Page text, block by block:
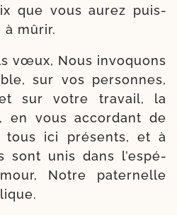
que vous aurez puis­
mûrir.
vœux, Nous invo­quons
sur vos per­sonnes,
sur votre tra­vail, la
en vous accor­dant de
ici pré­sents, et à
sont unis dans l’espé­
Notre pater­nelle